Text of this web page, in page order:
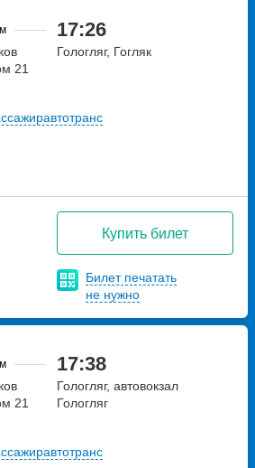
17:26
Купить билет
Билет печатать
не нужно
21
Гологляг, Гогляк
17:38
21
Гологляг, автовокзал
Гологляг